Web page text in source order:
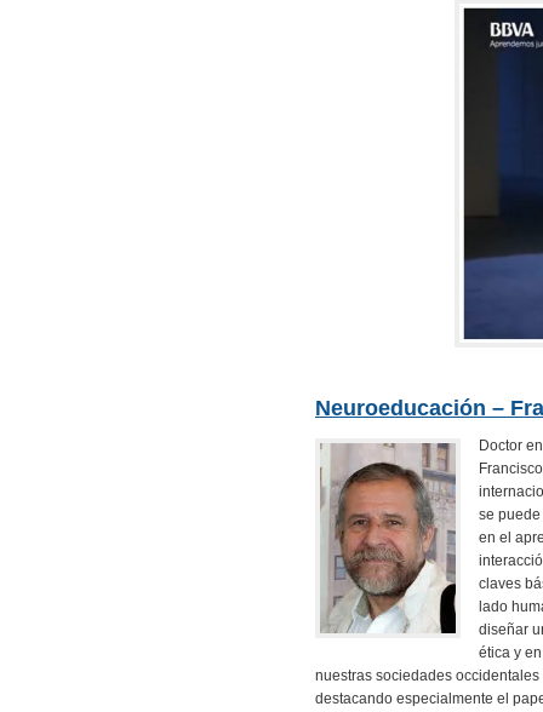
Neuroeducación –
Doctor
se
en el
claves
lado
diseñar
ética y
nuestras sociedades
destacando especialmente el